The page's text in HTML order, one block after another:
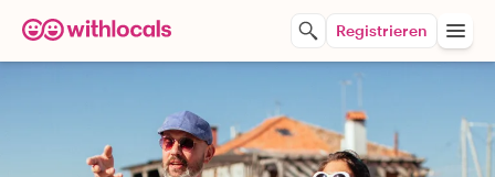
Registrieren